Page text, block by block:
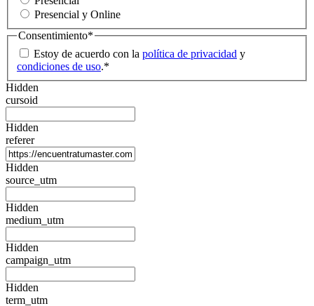
Presencial y Online
Consentimiento*
Estoy de acuerdo con la política de privacidad y
condiciones de uso.*
Hidden
cursoid
Hidden
referer
Hidden
source_utm
Hidden
medium_utm
Hidden
campaign_utm
Hidden
term_utm